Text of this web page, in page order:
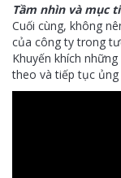
Tầm nhìn và mục
Cuối cùng, không
của công ty trong
Khuyến khích
theo và tiếp tục ủng